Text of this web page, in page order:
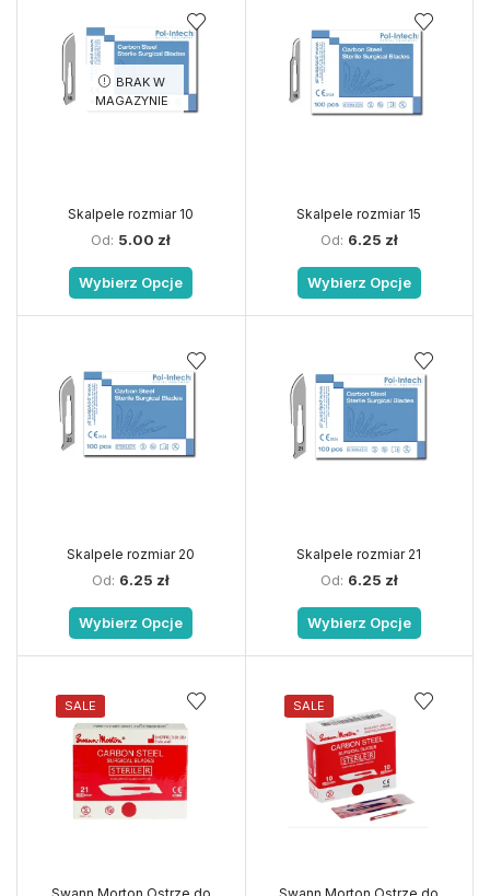
BRAK W
MAGAZYNIE
Skalpele rozmiar 10
Od: 5.00 zł
Wybierz Opcje
Skalpele rozmiar 15
Od: 6.25 zł
Wybierz Opcje
Skalpele rozmiar 20
Od: 6.25 zł
Wybierz Opcje
Skalpele rozmiar 21
Od: 6.25 zł
Wybierz Opcje
SALE SALE